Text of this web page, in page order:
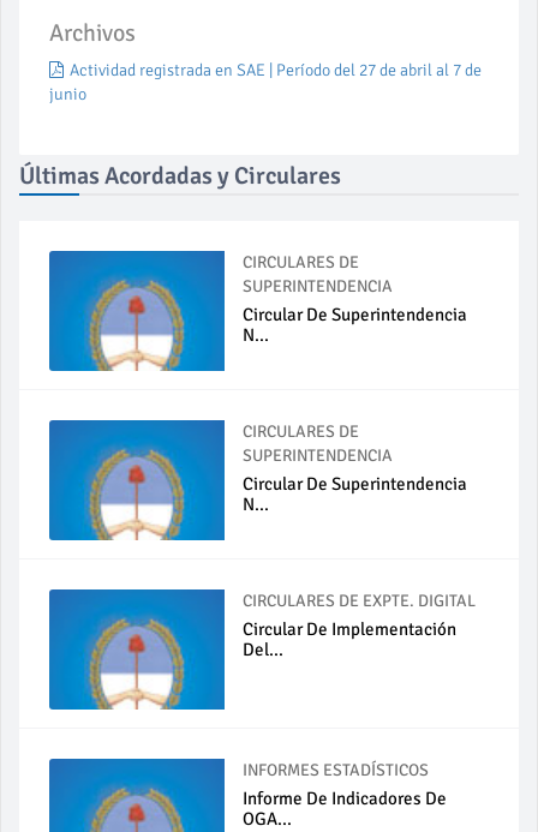
Archivos
Actividad registrada en SAE | Período del 27 de abril al 7 de
junio
Últimas Acordadas y Circulares
CIRCULARES DE
SUPERINTENDENCIA
Circular De Superintendencia
N...
CIRCULARES DE
SUPERINTENDENCIA
Circular De Superintendencia
N...
CIRCULARES DE EXPTE. DIGITAL
Circular De Implementación
Del...
INFORMES ESTADÍSTICOS
Informe De Indicadores De
OGA...